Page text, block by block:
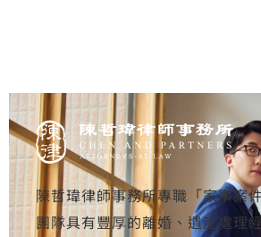
陳哲瑋律師事務所專職「家事案
團隊具有豐厚的離婚、遺產處理